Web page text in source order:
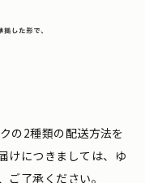
の2種類の配送方法を
けにつきましては、ゆ
ご了承ください。